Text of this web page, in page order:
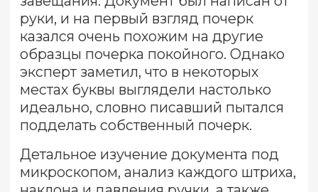
< 15 лет
проводит экспертные исследования
в десятках областей, в том числе в
почерковедческой экспертизе.
150 аккредитованных
и сертифицированных
специалистов